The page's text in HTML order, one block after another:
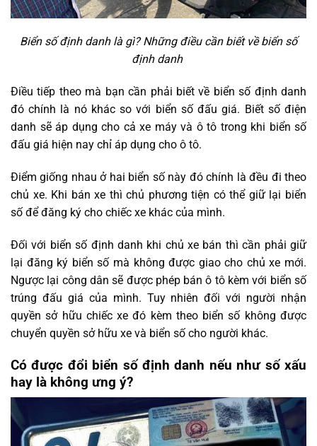
Biển số định danh là gì? Những điều cần biết về biển số
định danh
Điều tiếp theo mà bạn cần phải biết về biển số định danh
đó chính là nó khác so với biển số đấu giá. Biết số điện
danh sẽ áp dụng cho cả xe máy và ô tô trong khi biển số
đấu giá hiện nay chỉ áp dụng cho ô tô.
Điểm giống nhau ở hai biển số này đó chính là đều đi theo
chủ xe. Khi bán xe thì chủ phương tiện có thể giữ lại biển
số để đăng ký cho chiếc xe khác của mình.
Đối với biển số định danh khi chủ xe bán thì cần phải giữ
lại đăng ký biển số mà không được giao cho chủ xe mới.
Ngược lại công dân sẽ được phép bán ô tô kèm với biển số
trúng đấu giá của mình. Tuy nhiên đối với người nhận
quyền sở hữu chiếc xe đó kèm theo biển số không được
chuyển quyền sở hữu xe và biển số cho người khác.
Có được đổi biển số định danh nếu như số xấu
hay là không ưng ý?